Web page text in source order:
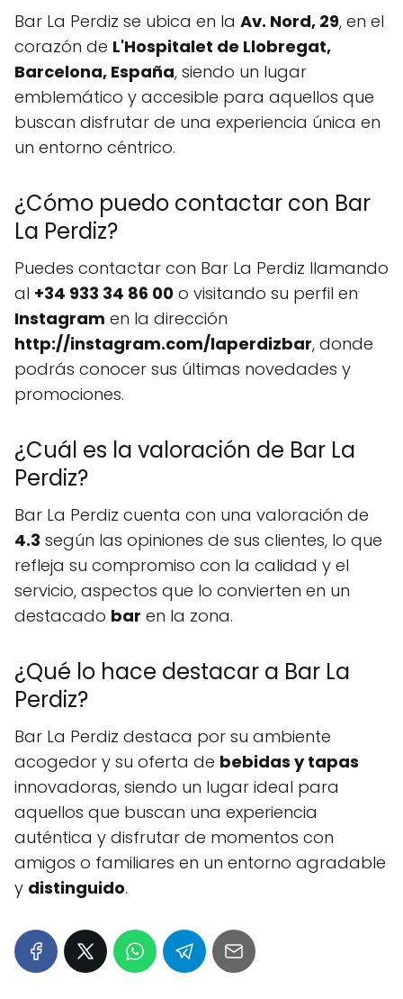
Bar La Perdiz se ubica en la Av. Nord, 29, en el
corazón de L'Hospitalet de Llobregat,
Barcelona, España, siendo un lugar
emblemático y accesible para aquellos que
buscan disfrutar de una experiencia única en
un entorno céntrico.
¿Cómo puedo contactar con Bar
La Perdiz?
Puedes contactar con Bar La Perdiz llamando
al +34 933 34 86 00 o visitando su perfil en
Instagram en la dirección
http://instagram.com/laperdizbar, donde
podrás conocer sus últimas novedades y
promociones.
¿Cuál es la valoración de Bar La
Perdiz?
Bar La Perdiz cuenta con una valoración de
4.3 según las opiniones de sus clientes, lo que
refleja su compromiso con la calidad y el
servicio, aspectos que lo convierten en un
destacado bar en la zona.
¿Qué lo hace destacar a Bar La
Perdiz?
Bar La Perdiz destaca por su ambiente
acogedor y su oferta de bebidas y tapas
innovadoras, siendo un lugar ideal para
aquellos que buscan una experiencia
auténtica y disfrutar de momentos con
amigos o familiares en un entorno agradable
y distinguido.